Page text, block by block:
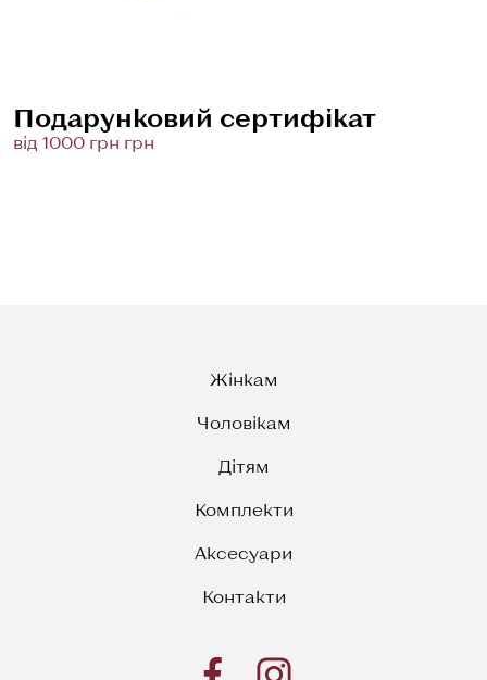
Подарунковий сертифікат
від 1000 грн грн
Жінкам
Чоловікам
Дітям
Комплекти
Аксесуари
Контакти